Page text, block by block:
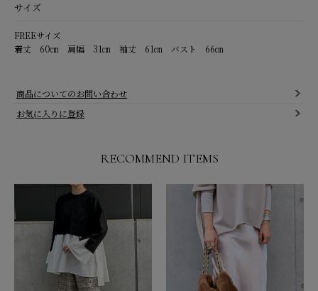
サイズ
FREEサイズ
着丈 60㎝ 肩幅 31㎝ 袖丈 61㎝ バスト 66㎝
商品についてのお問い合わせ
お気に入りに登録
RECOMMEND ITEMS